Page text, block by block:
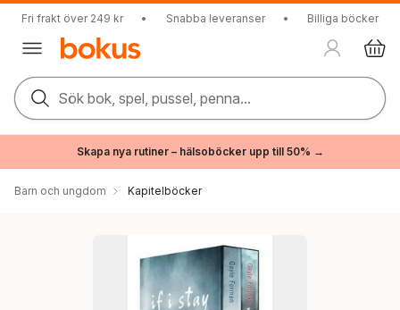
Fri frakt över 249 kr • Snabba leveranser • Billiga böcker
Sök bok, spel, pussel, penna...
Skapa nya rutiner – hälsoböcker upp till 50% →
Barn och ungdom Kapitelböcker